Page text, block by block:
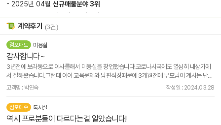
- 2025년 04월신규매물분야 3위
- 2025년 03월신규매물분야 2위
- 2025년 01월신규매물분야 3위
- 2024년 11월
- 2024년 09월
- 2024년 07월 신규매물분야 2위
- 2024년 05월신규매물분야 1위
- 2024년 03월
- 2023년 11월
계약후기 (3건)
점포매도 미용실
감사합니다~
3년전에 보라동으로 이사를해서 미용실을 창업했습니다!코로나시국에도 열심히 내상가에
서 잘해왔습니다.그런데 아이 교육문제와 남편직장때문에 3개월전에 부모님이 계시는 난...
고객명 : 박연숙 작성일 : 2024.03.28
점포매수 독서실
역시 프로분들이 다르다는걸 알았습니다!